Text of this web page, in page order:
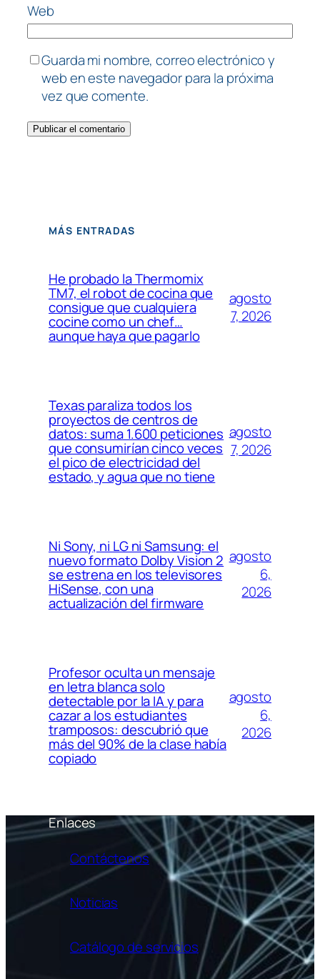
Web
Guarda mi nombre, correo electrónico y
web en este navegador para la próxima
vez que comente.
MÁS ENTRADAS
He probado la Thermomix
TM7, el robot de cocina que
consigue que cualquiera
cocine como un chef…
aunque haya que pagarlo
agosto
7, 2026
Texas paraliza todos los
proyectos de centros de
datos: suma 1.600 peticiones
que consumirían cinco veces
el pico de electricidad del
estado, y agua que no tiene
agosto
7, 2026
Ni Sony, ni LG ni Samsung: el
nuevo formato Dolby Vision 2
se estrena en los televisores
HiSense, con una
actualización del firmware
agosto
6,
2026
Profesor oculta un mensaje
en letra blanca solo
detectable por la IA y para
cazar a los estudiantes
tramposos: descubrió que
más del 90% de la clase había
copiado
agosto
6,
2026
Enlaces
Contáctenos
Noticias
Catálogo de servicios